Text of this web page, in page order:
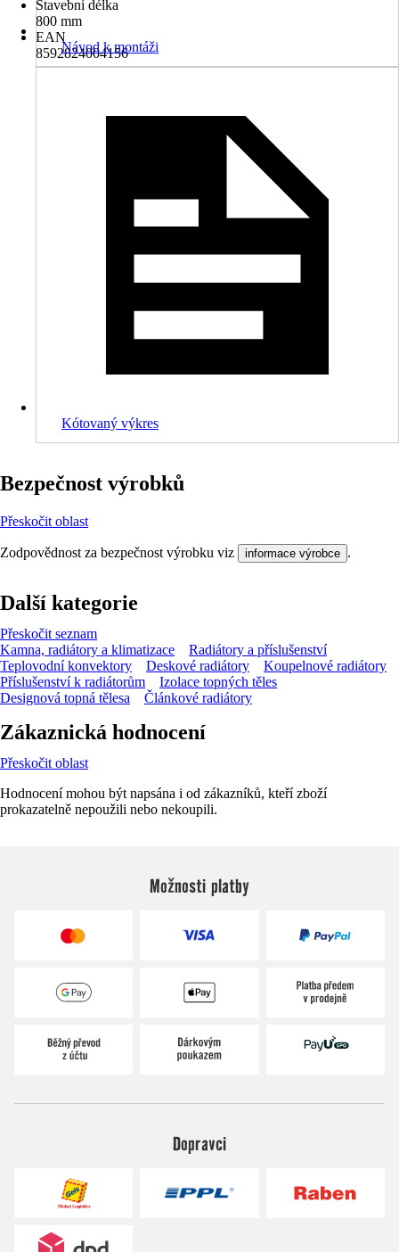
Stavební délka
800 mm
EAN
8592824004156
Návod k montáži
Kótovaný výkres
Bezpečnost výrobků
Přeskočit oblast
Zodpovědnost za bezpečnost výrobku viz informace výrobce .
Další kategorie
Přeskočit seznam
Kamna, radiátory a klimatizace
Radiátory a příslušenství
Teplovodní konvektory
Deskové radiátory
Koupelnové radiátory
Příslušenství k radiátorům
Izolace topných těles
Designová topná tělesa
Článkové radiátory
Zákaznická hodnocení
Přeskočit oblast
Hodnocení mohou být napsána i od zákazníků, kteří zboží
prokazatelně nepoužili nebo nekoupili.
Možnosti platby
Dopravci